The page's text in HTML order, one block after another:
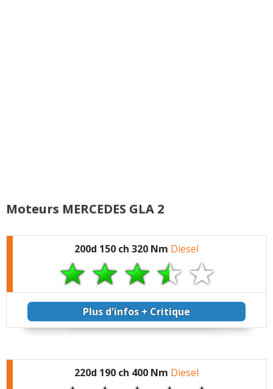
Burmester à 500 euros
indispensables en
option quelque soit le
niveau de finition :
combiné digital de 10
pouces, Apple Car Play
et la qualité du son qui
est nulle de série
Moteurs MERCEDES GLA 2
200d 150 ch 320 Nm Diesel
Plus d'infos + Critique
220d 190 ch 400 Nm Diesel